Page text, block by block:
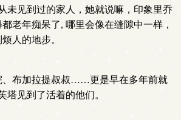
未见到过的家人，她就说嘛，印象里乔
老年痴呆了, 哪里会像在缝隙中一样，
人的地步。
布加拉提叔叔……更是早在多年前就
塔见到了活着的他们。